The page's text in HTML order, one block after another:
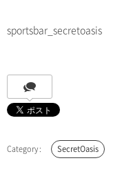
sportsbar_secretoasis
SecretOasis